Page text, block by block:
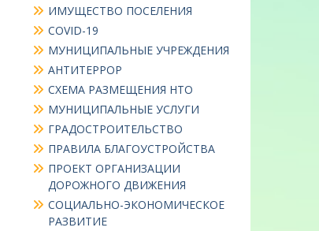
ИМУЩЕСТВО ПОСЕЛЕНИЯ
COVID-19
МУНИЦИПАЛЬНЫЕ УЧРЕЖДЕНИЯ
АНТИТЕРРОР
СХЕМА РАЗМЕЩЕНИЯ НТО
МУНИЦИПАЛЬНЫЕ УСЛУГИ
ГРАДОСТРОИТЕЛЬСТВО
ПРАВИЛА БЛАГОУСТРОЙСТВА
ПРОЕКТ ОРГАНИЗАЦИИ
ДОРОЖНОГО ДВИЖЕНИЯ
СОЦИАЛЬНО-ЭКОНОМИЧЕСКОЕ
РАЗВИТИЕ